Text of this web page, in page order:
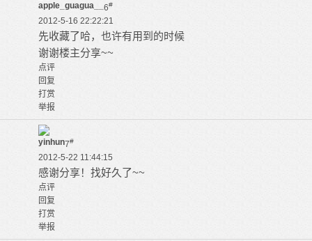
apple_guagua__ 6#
2012-5-16 22:22:21
先收藏了哈，也许有用到的时候
谢谢楼主分享~~
点评
回复
打赏
举报
yinhun7#
2012-5-22 11:44:15
感谢分享！找好久了~~
点评
回复
打赏
举报